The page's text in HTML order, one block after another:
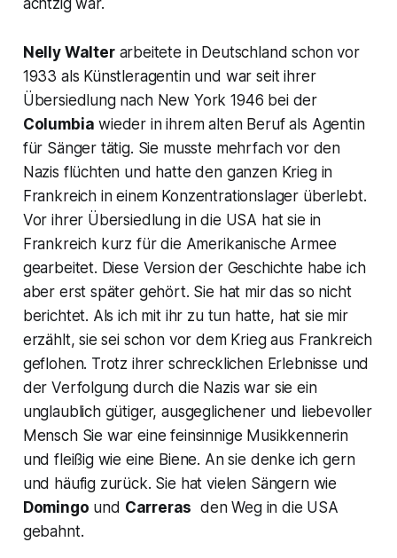
Nelly Walterarbeitete in Deutschland schon vor
1933 als Künstleragentin und war seit ihrer
Übersiedlung nach New York 1946 bei der
Columbia wieder in ihrem alten Beruf als Agentin
für Sänger tätig. Sie musste mehrfach vor den
Nazis flüchten und hatte den ganzen Krieg in
Frankreich in einem Konzentrationslager überlebt.
Vor ihrer Übersiedlung in die USA hat sie in
Frankreich kurz für die Amerikanische Armee
gearbeitet. Diese Version der Geschichte habe ich
aber erst später gehört. Sie hat mir das so nicht
berichtet. Als ich mit ihr zu tun hatte, hat sie mir
erzählt, sie sei schon vor dem Krieg aus Frankreich
geflohen. Trotz ihrer schrecklichen Erlebnisse und
der Verfolgung durch die Nazis war sie ein
unglaublich gütiger, ausgeglichener und liebevoller
Mensch Sie war eine feinsinnige Musikkennerin
und fleißig wie eine Biene. An sie denke ich gern
und häufig zurück. Sie hat vielen Sängern wie
Domingo und Carreras den Weg in die USA
gebahnt.